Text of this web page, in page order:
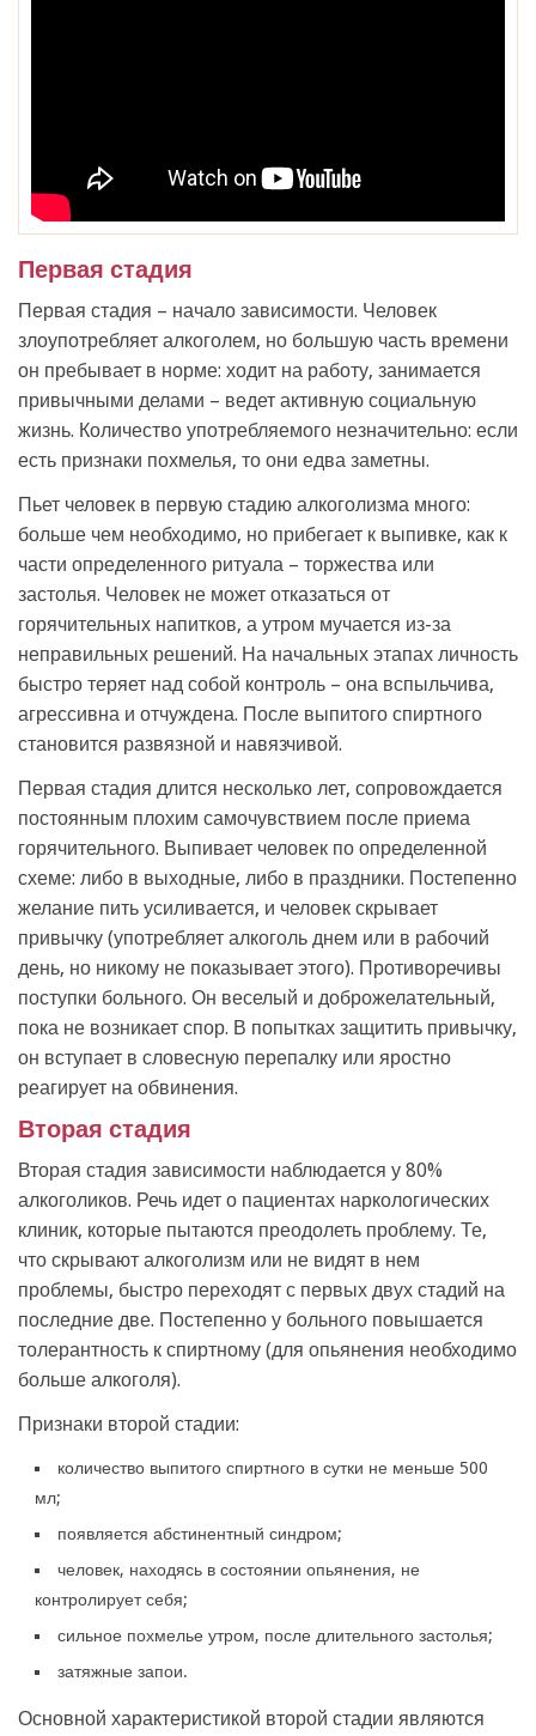
Первая стадия
Первая стадия – начало зависимости. Человек
злоупотребляет алкоголем, но большую часть времени
он пребывает в норме: ходит на работу, занимается
привычными делами – ведет активную социальную
жизнь. Количество употребляемого незначительно: если
есть признаки похмелья, то они едва заметны.
Пьет человек в первую стадию алкоголизма много:
больше чем необходимо, но прибегает к выпивке, как к
части определенного ритуала – торжества или
застолья. Человек не может отказаться от
горячительных напитков, а утром мучается из-за
неправильных решений. На начальных этапах личность
быстро теряет над собой контроль – она вспыльчива,
агрессивна и отчуждена. После выпитого спиртного
становится развязной и навязчивой.
Первая стадия длится несколько лет, сопровождается
постоянным плохим самочувствием после приема
горячительного. Выпивает человек по определенной
схеме: либо в выходные, либо в праздники. Постепенно
желание пить усиливается, и человек скрывает
привычку (употребляет алкоголь днем или в рабочий
день, но никому не показывает этого). Противоречивы
поступки больного. Он веселый и доброжелательный,
пока не возникает спор. В попытках защитить привычку,
он вступает в словесную перепалку или яростно
реагирует на обвинения.
Вторая стадия
Вторая стадия зависимости наблюдается у 80%
алкоголиков. Речь идет о пациентах наркологических
клиник, которые пытаются преодолеть проблему. Те,
что скрывают алкоголизм или не видят в нем
проблемы, быстро переходят с первых двух стадий на
последние две. Постепенно у больного повышается
толерантность к спиртному (для опьянения необходимо
больше алкоголя).
Признаки второй стадии:
количество выпитого спиртного в сутки не меньше 500
мл;
появляется абстинентный синдром;
человек, находясь в состоянии опьянения, не
контролирует себя;
сильное похмелье утром, после длительного застолья;
затяжные запои.
Основной характеристикой второй стадии являются